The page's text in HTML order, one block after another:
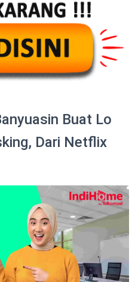
Buat Lo
Dari Netflix